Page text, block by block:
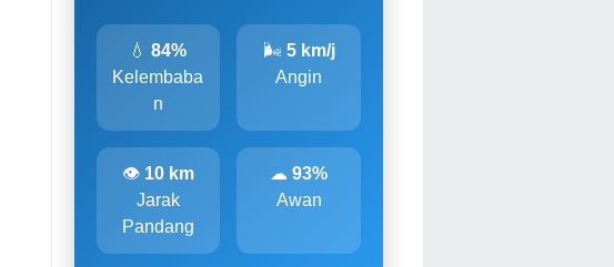
💧84%
Kelembaba
n
🌬 5 km/j
Angin
👁 10 km
Jarak
Pandang
☁93%
Awan